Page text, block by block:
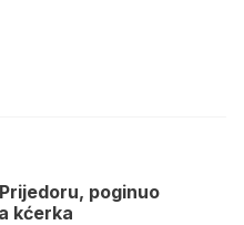
poginuo
kćerka